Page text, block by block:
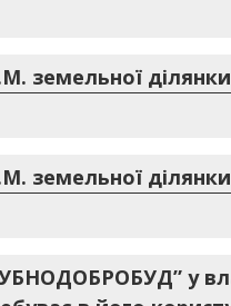
земельної
земельної
у